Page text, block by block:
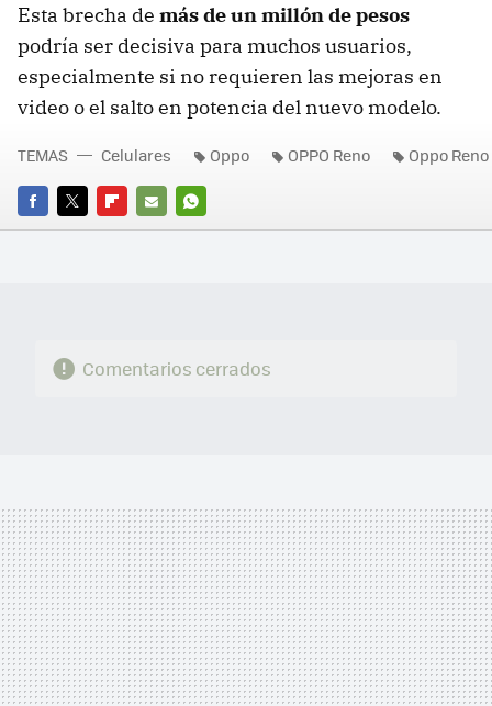
Esta brecha de más de un millón de pesos
podría ser decisiva para muchos usuarios,
especialmente si no requieren las mejoras en
video o el salto en potencia del nuevo modelo.
FACEBOOK
TWITTERFLIPBOARD
E-
WHATSAPP
TEMAS Celulares Oppo OPPO Reno Oppo Reno
Comentarios cerrados